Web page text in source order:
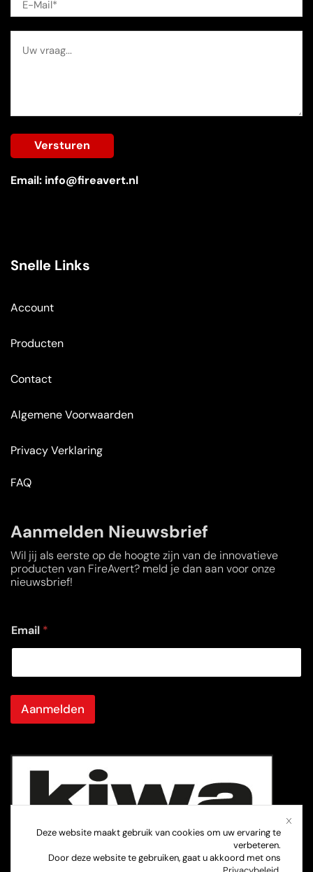
Deze website maakt gebruik van cookies om uw ervaring te
verbeteren.
Door deze website te gebruiken, gaat u akkoord met ons
Email: info@fireavert.nl
Snelle Links
Account
Producten
Contact
Algemene Voorwaarden
Privacy Verklaring
FAQ
Aanmelden Nieuwsbrief
Wil jij als eerste op de hoogte zijn van de innovatieve
producten van FireAvert? meld je dan aan voor onze
nieuwsbrief!
m
a
l
m
i
E
l
m
a
l
Email *
Aanmelden